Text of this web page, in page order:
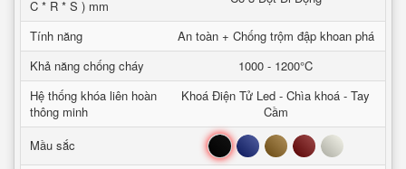
C * R * S ) mm
Tính năng
An toàn + Chống trộm đập khoan phá
Khả năng chống cháy
1000 - 1200°C
Hệ thống khóa liên hoàn
thông minh
Khoá Điện Tử Led - Chìa khoá - Tay
Cầm
Mầu sắc
Đen Xanh Nâu Đỏ Trắng